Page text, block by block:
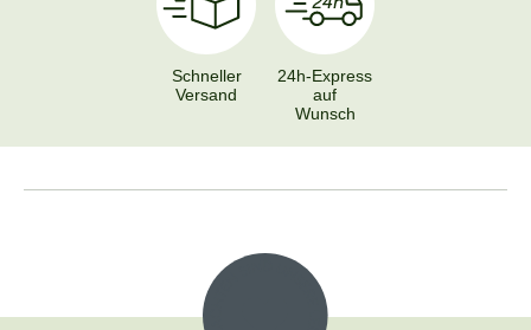
Schneller
Versand
24h-Express
auf
Wunsch